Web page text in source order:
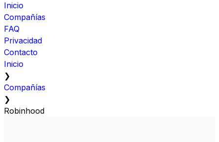
Inicio
Compañías
FAQ
Privacidad
Contacto
Inicio
❯
Compañías
❯
Robinhood